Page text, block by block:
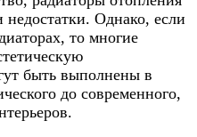
Однако, если
то многие
быть выполнены в
до современного,